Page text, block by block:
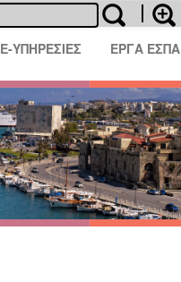
E-ΥΠΗΡΕΣΙΕΣ ΕΡΓΑ ΕΣΠΑ